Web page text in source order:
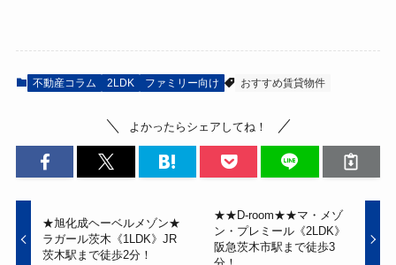
e
b
o
k
er e
st
不動産コラム 2LDK ファミリー向け おすすめ賃貸物件
よかったらシェアしてね！
★旭化成ヘーベルメゾン★
ラガール茨木《1LDK》JR
茨木駅まで徒歩2分！
★★D-room★★マ・メゾ
ン・プレミール《2LDK》
阪急茨木市駅まで徒歩3